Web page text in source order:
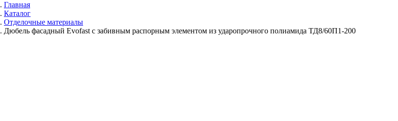
Главная
Каталог
Отделочные материалы
Дюбель фасадный Evofast с забивным распорным элементом из ударопрочного полиамида ТД8/60П1-200